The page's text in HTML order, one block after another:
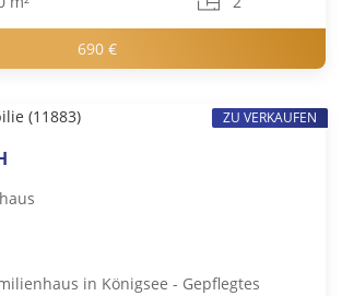
690 €
in Königsee - Gepflegtes
ZU VERKAUFEN